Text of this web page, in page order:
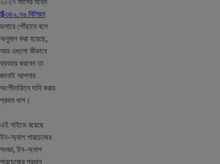
$৩৪০.৭৬ বিলিয়ন
ডলারে পৌঁছাবে বলে
অনুমান করা হয়েছে,
আর এগুলো কীভাবে
ব্যবহার করবেন তা
জানাই আপনার
অংশীদারিত্ব দাবি করার
প্রথম ধাপ।
এই গাইডে রয়েছে
ইন-অ্যাপ পারচেজের
সংজ্ঞা, ইন-অ্যাপ
পারচেজের প্রধান